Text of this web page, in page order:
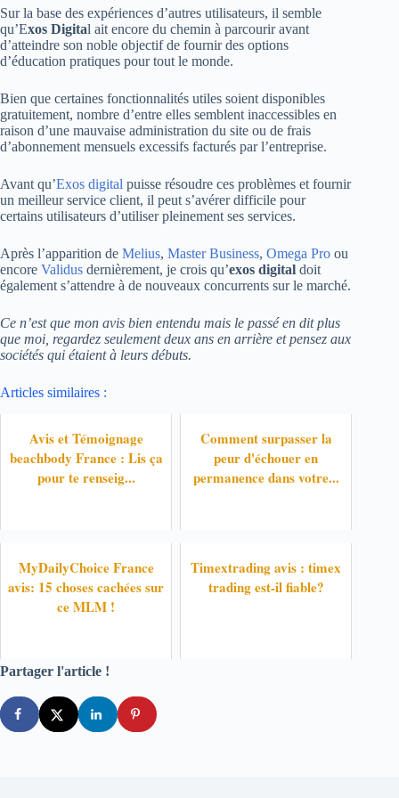
Sur la base des expériences d’autres utilisateurs, il semble
qu’Exos Digital ait encore du chemin à parcourir avant
d’atteindre son noble objectif de fournir des options
d’éducation pratiques pour tout le monde.
Bien que certaines fonctionnalités utiles soient disponibles
gratuitement, nombre d’entre elles semblent inaccessibles en
raison d’une mauvaise administration du site ou de frais
d’abonnement mensuels excessifs facturés par l’entreprise.
Avant qu’Exos digital puisse résoudre ces problèmes et fournir
un meilleur service client, il peut s’avérer difficile pour
certains utilisateurs d’utiliser pleinement ses services.
Après l’apparition de Melius, Master Business, Omega Pro ou
encore Validus dernièrement, je crois qu’exos digital doit
également s’attendre à de nouveaux concurrents sur le marché.
Ce n’est que mon avis bien entendu mais le passé en dit plus
que moi, regardez seulement deux ans en arrière et pensez aux
sociétés qui étaient à leurs débuts.
Articles similaires :
Avis et Témoignage
beachbody France : Lis ça
pour te renseig...
Comment surpasser la
peur d'échouer en
permanence dans votre...
MyDailyChoice France
avis: 15 choses cachées sur
ce MLM !
Timextrading avis : timex
trading est-il fiable?
Partager l'article !